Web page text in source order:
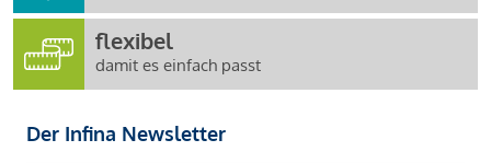
flexibel
damit es einfach passt
Der Infina Newsletter